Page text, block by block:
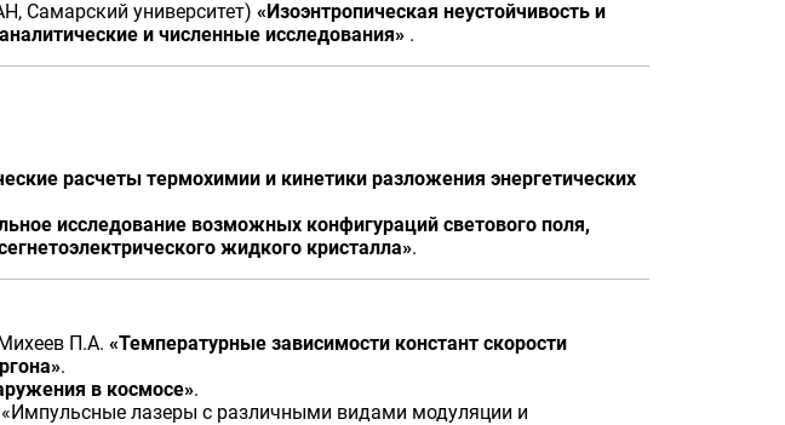
Самарский университет) «Изоэнтропическая неустойчивость и
и численные исследования» .
расчеты термохимии и кинетики разложения энергетических
исследование возможных конфигураций светового поля,
жидкого кристалла».
П.А. «Температурные зависимости констант скорости
.
в космосе».
лазеры с различными видами модуляции и